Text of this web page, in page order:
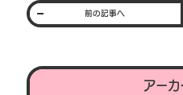
前の記事へ
アーカ